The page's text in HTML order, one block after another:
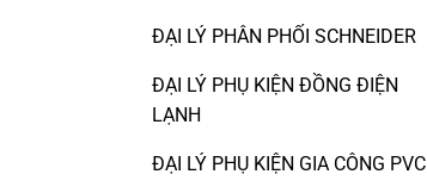
ĐẠI LÝ PHÂN PHỐI SCHNEIDER
ĐẠI LÝ PHỤ KIỆN ĐỒNG ĐIỆN
LẠNH
ĐẠI LÝ PHỤ KIỆN GIA CÔNG PVC